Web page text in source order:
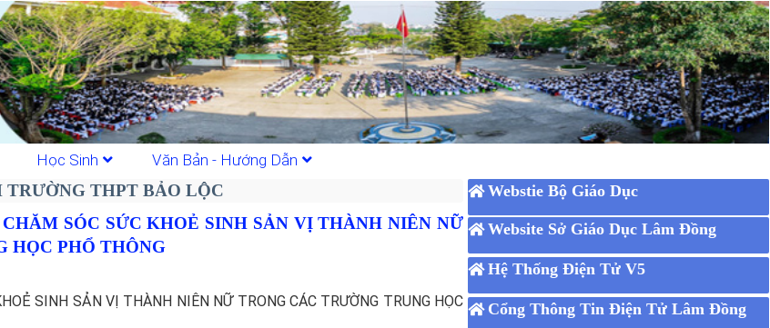
Học Sinh Văn Bản - Hướng Dẫn
TRƯỜNG THPT BẢO LỘC
SÓC SỨC KHOẺ SINH SẢN VỊ THÀNH NIÊN NỮ
HỌC PHỔ THÔNG
SINH SẢN VỊ THÀNH NIÊN NỮ TRONG CÁC TRƯỜNG TRUNG HỌC
Webstie Bộ Giáo Dục
Website Sở Giáo Dục Lâm Đồng
Hệ Thống Điện Tử V5
Cổng Thông Tin Điện Tử Lâm Đồng